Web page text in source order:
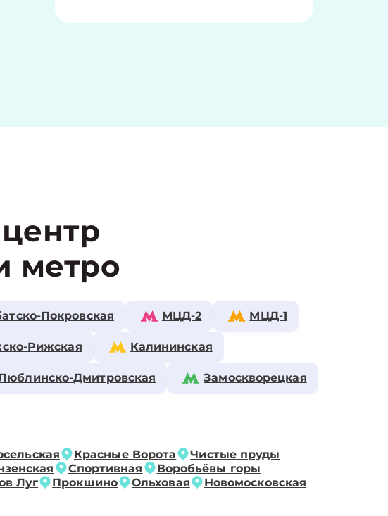
метро
Покровская МЦД-2 МЦД-1
Рижская Калининская
Дмитровская Замоскворецкая
Красные Ворота
Чистые пруды
Спортивная
Воробьёвы горы
Луг Прокшино Ольховая
Новомосковская